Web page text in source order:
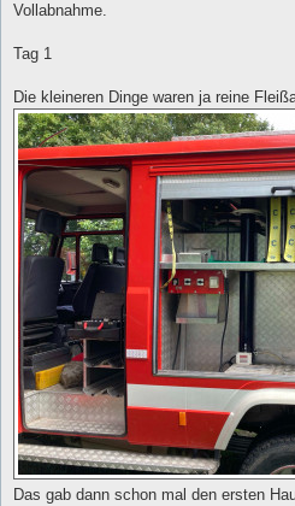
Vollabnahme.
Tag 1
Die kleineren Dinge waren ja reine
Das gab dann schon mal den ersten